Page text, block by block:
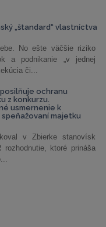
„štandard“ vlastníctva
No ešte väčšie riziko
a podnikanie „v jednej
či...
ochranu
z konkurzu.
usmernenie k
majetku
v Zbierke stanovísk
ktoré prináša